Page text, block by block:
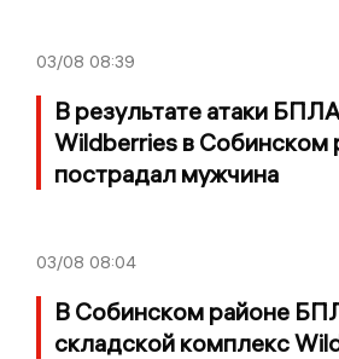
03/08 08:39
В результате атаки
Wildberries в Собинском
пострадал мужчина
03/08 08:04
В Собинском районе
складской комплекс